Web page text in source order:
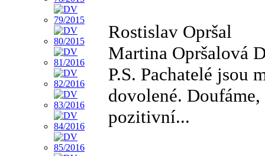
Rostislav Opršal
Martina Opršalová
P.S. Pachatelé jsou
dovolené.
pozitivní...